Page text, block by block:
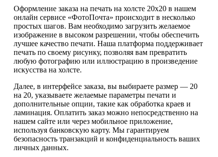
Оформление заказа на печать на холсте 20х20 в нашем
онлайн сервисе «ФотоПочта» происходит в несколько
простых шагов. Вам необходимо загрузить желаемое
изображение в высоком разрешении, чтобы обеспечить
лучшее качество печати. Наша платформа поддерживает
печать по своему рисунку, позволяя вам превратить
любую фотографию или иллюстрацию в произведение
искусства на холсте.
Далее, в интерфейсе заказа, вы выбираете размер — 20
на 20, указываете желаемые параметры печати и
дополнительные опции, такие как обработка краев и
ламинация. Оплатить заказ можно непосредственно на
нашем сайте или через мобильное приложение,
используя банковскую карту. Мы гарантируем
безопасность транзакций и конфиденциальность ваших
личных данных.